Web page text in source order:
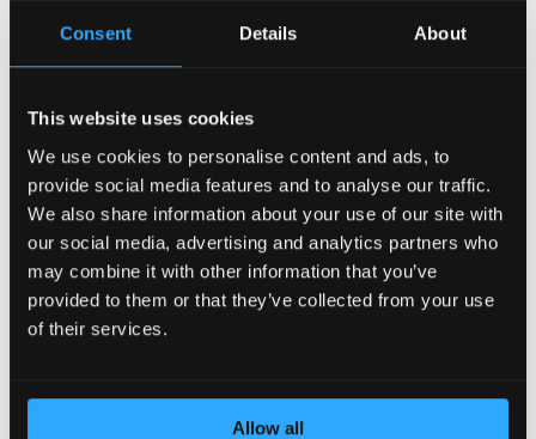
Consent Details About
This website uses cookies
We use cookies to personalise content and ads, to
provide social media features and to analyse our traffic.
We also share information about your use of our site with
our social media, advertising and analytics partners who
may combine it with other information that you’ve
provided to them or that they’ve collected from your use
of their services.
Allow all
POSVEĆENOST DETALJIMA